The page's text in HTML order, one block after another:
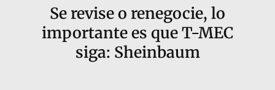
Se revise o renegocie, lo
importante es que T-MEC
siga: Sheinbaum